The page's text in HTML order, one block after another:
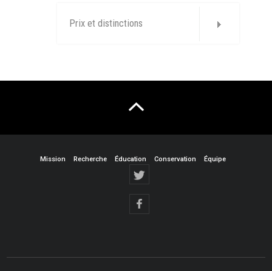
Prix et distinctions
Mission Recherche Éducation Conservation Équipe